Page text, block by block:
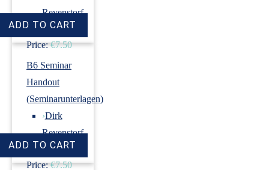
Revenstorf
Price: €7.50
B6 Seminar
Handout
(Seminarunterlagen)
›Dirk
Revenstorf
Price: €7.50